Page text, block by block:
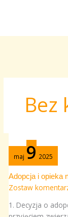
Bez
maj 9 2025
Adopcja i opieka
Zostaw
1. Decyzja o
Adopcja
i
opieka
nad
kotem
po